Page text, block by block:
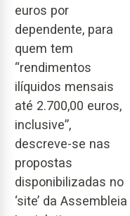
euros por
dependente, para
quem tem
“rendimentos
ilíquidos mensais
até 2.700,00 euros,
inclusive”,
descreve-se nas
propostas
disponibilizadas no
‘site’ da Assembleia